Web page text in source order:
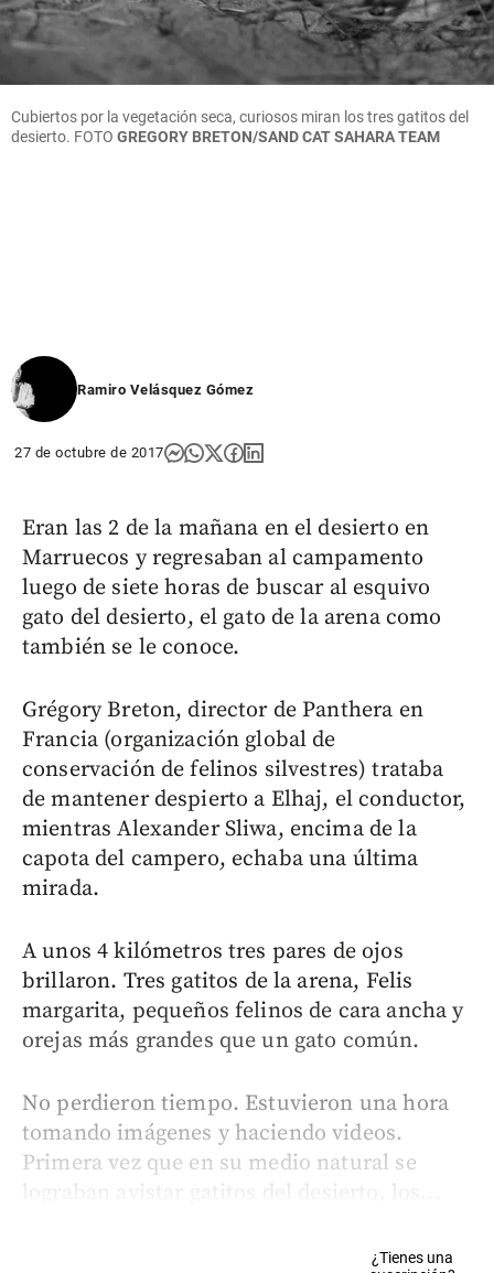
Cubiertos por la vegetación seca, curiosos miran los tres gatitos del
desierto. FOTO GREGORY BRETON/SAND CAT SAHARA TEAM
Ramiro Velásquez Gómez
27 de octubre de 2017
Eran las 2 de la mañana en el desierto en
Marruecos y regresaban al campamento
luego de siete horas de buscar al esquivo
gato del desierto, el gato de la arena como
también se le conoce.
Grégory Breton, director de Panthera en
Francia (organización global de
conservación de felinos silvestres) trataba
de mantener despierto a Elhaj, el conductor,
mientras Alexander Sliwa, encima de la
capota del campero, echaba una última
mirada.
A unos 4 kilómetros tres pares de ojos
brillaron. Tres gatitos de la arena, Felis
margarita, pequeños felinos de cara ancha y
orejas más grandes que un gato común.
No perdieron tiempo. Estuvieron una hora
tomando imágenes y haciendo videos.
Primera vez que en su medio natural se
lograban avistar gatitos del desierto, los...
¿Tienes una